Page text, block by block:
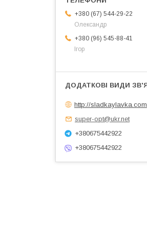
+380 (67) 544-29-22
Олександр
+380 (96) 545-88-41
Ігор
http://sladkaylavka.com
super-opt@ukr.net
+380675442922
+380675442922